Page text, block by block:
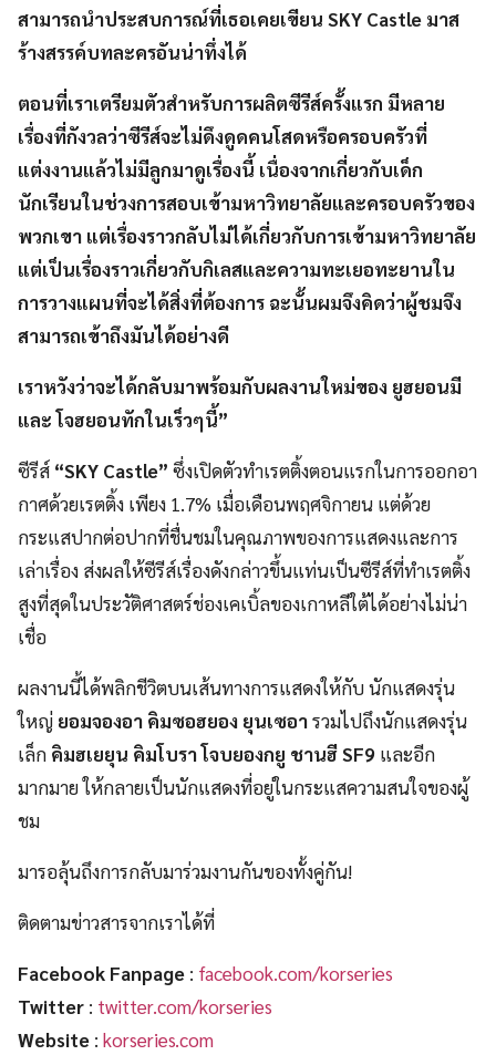
สามารถนำประสบการณ์ที่เธอเคยเขียน SKY Castle มาส
ร้างสรรค์บทละครอันน่าทึ่งได้
ตอนที่เราเตรียมตัวสำหรับการผลิตซีรีส์ครั้งแรก มีหลาย
เรื่องที่กังวลว่าซีรีส์จะไม่ดึงดูดคนโสดหรือครอบครัวที่
แต่งงานแล้วไม่มีลูกมาดูเรื่องนี้ เนื่องจากเกี่ยวกับเด็ก
นักเรียนในช่วงการสอบเข้ามหาวิทยาลัยและครอบครัวของ
พวกเขา แต่เรื่องราวกลับไม่ได้เกี่ยวกับการเข้ามหาวิทยาลัย
แต่เป็นเรื่องราวเกี่ยวกับกิเลสและความทะเยอทะยานใน
การวางแผนที่จะได้สิ่งที่ต้องการ ฉะนั้นผมจึงคิดว่าผู้ชมจึง
สามารถเข้าถึงมันได้อย่างดี
เราหวังว่าจะได้กลับมาพร้อมกับผลงานใหม่ของ ยูฮยอนมี
และ โจฮยอนทักในเร็วๆนี้”
ซีรีส์ “SKY Castle” ซึ่งเปิดตัวทำเรตติ้งตอนแรกในการออกอา
กาศด้วยเรตติ้ง เพียง 1.7% เมื่อเดือนพฤศจิกายน แต่ด้วย
กระแสปากต่อปากที่ชื่นชมในคุณภาพของการแสดงและการ
เล่าเรื่อง ส่งผลให้ซีรีส์เรื่องดังกล่าวขึ้นแท่นเป็นซีรีส์ที่ทำเรตติ้ง
สูงที่สุดในประวัติศาสตร์ช่องเคเบิ้ลของเกาหลีใต้ได้อย่างไม่น่า
เชื่อ
ผลงานนี้ได้พลิกชีวิตบนเส้นทางการแสดงให้กับ นักแสดงรุ่น
ใหญ่ ยอมจองอา คิมซอฮยอง ยุนเซอารวมไปถึงนักแสดงรุ่น
เล็ก คิมฮเยยุน คิมโบรา โจบยองกยู ชานฮี SF9 และอีก
มากมาย ให้กลายเป็นนักแสดงที่อยู่ในกระแสความสนใจของผู้
ชม
มารอลุ้นถึงการกลับมาร่วมงานกันของทั้งคู่กัน!
ติดตามข่าวสารจากเราได้ที่
Facebook Fanpage : facebook.com/korseries
Twitter : twitter.com/korseries
Website : korseries.com